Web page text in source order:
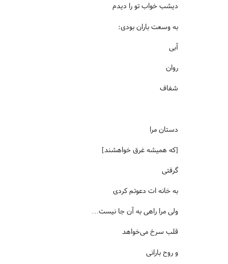
دیشب خواب تو را دیدم
به وسعت باران بودی:
آبی
روان
شفاف
دستان مرا
[که همیشه غرق خواهشند]
گرفتی
به خانه ات دعوتم کردی
ولی مرا راهی به آن جا نیست…
قلب سرخ می‌خواهد
و روح بارانی